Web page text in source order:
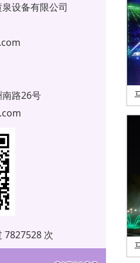
设备有限公司
路26号
7827528 次